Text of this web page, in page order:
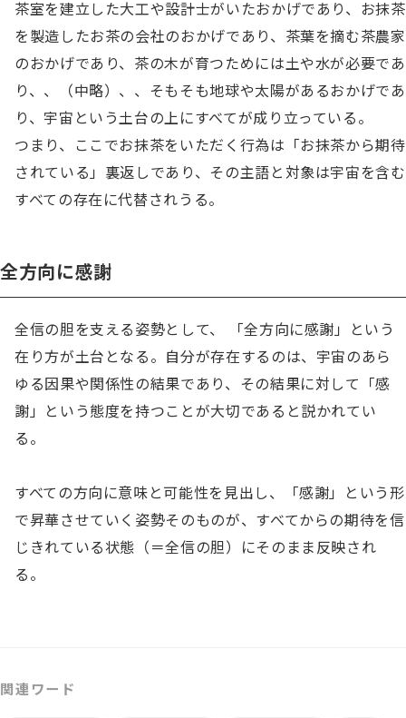
茶室を建立した大工や設計士がいたおかげであり、お抹茶
を製造したお茶の会社のおかげであり、茶葉を摘む茶農家
のおかげであり、茶の木が育つためには土や水が必要であ
り、、（中略）、、そもそも地球や太陽があるおかげであ
り、宇宙という土台の上にすべてが成り立っている。
つまり、ここでお抹茶をいただく行為は「お抹茶から期待
されている」裏返しであり、その主語と対象は宇宙を含む
すべての存在に代替されうる。
全方向に感謝
全信の胆を支える姿勢として、 「全方向に感謝」という
在り方が土台となる。自分が存在するのは、宇宙のあら
ゆる因果や関係性の結果であり、その結果に対して「感
謝」という態度を持つことが大切であると説かれてい
る。
すべての方向に意味と可能性を見出し、「感謝」という形
で昇華させていく姿勢そのものが、すべてからの期待を信
じきれている状態（＝全信の胆）にそのまま反映され
る。
関連ワード